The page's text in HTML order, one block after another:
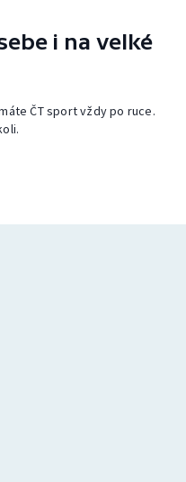
i na velké
ČT sport vždy po ruce.